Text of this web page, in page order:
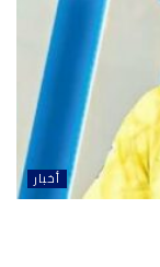
أخبار